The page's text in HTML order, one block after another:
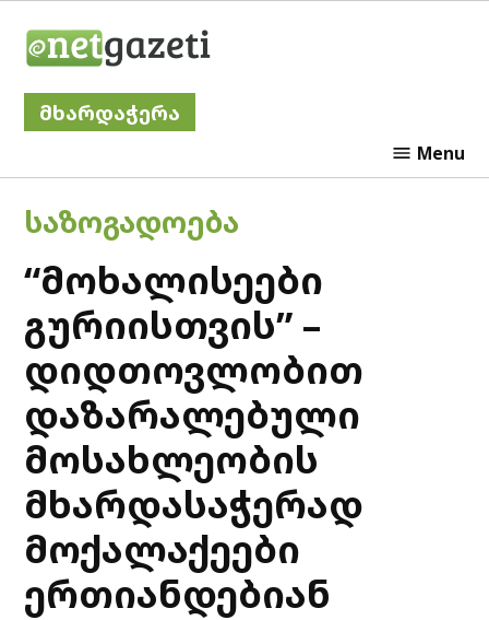
მხარდაჭერა
Menu
POSTED
IN
ᲡᲐᲖᲝᲒᲐᲓᲝᲔᲑᲐ
“მოხალისეები
გურიისთვის” –
დიდთოვლობით
დაზარალებული
მოსახლეობის
მხარდასაჭერად
მოქალაქეები
ერთიანდებიან